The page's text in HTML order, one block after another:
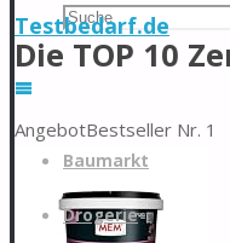
Suchen
nach:
Testbedarf.de
Zum
springen
Baumarkt
Drogerie
Die TOP 10
AngebotBestseller Nr. 1